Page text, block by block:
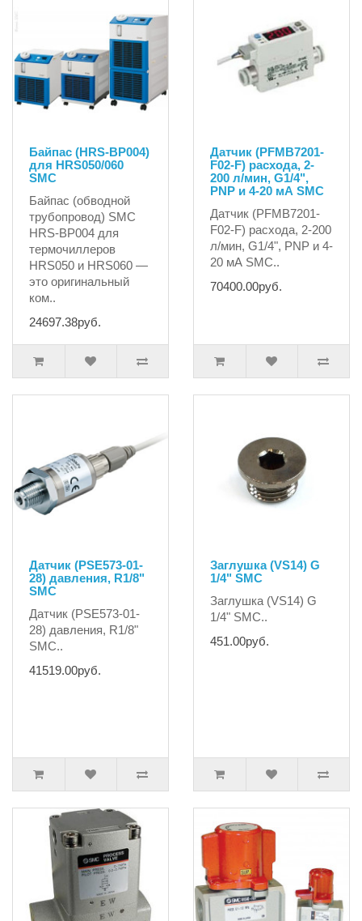
Байпас (HRS-BP004)
для HRS050/060
SMC
Байпас (обводной
трубопровод) SMC
HRS-BP004 для
термочиллеров
HRS050 и HRS060 —
это оригинальный
ком..
24697.38руб.
Датчик (PFMB7201-
F02-F) расхода, 2-
200 л/мин, G1/4",
PNP и 4-20 мА SMC
Датчик (PFMB7201-
F02-F) расхода, 2-200
л/мин, G1/4", PNP и 4-
20 мА SMC..
70400.00руб.
Датчик (PSE573-01-
28) давления, R1/8"
SMC
Датчик (PSE573-01-
28) давления, R1/8"
SMC..
41519.00руб.
Заглушка (VS14) G
1/4" SMC
Заглушка (VS14) G
1/4" SMC..
451.00руб.